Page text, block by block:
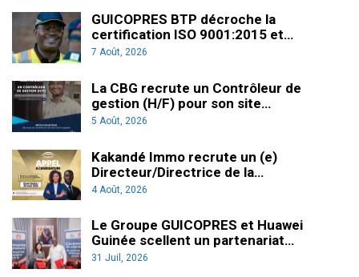
GUICOPRES BTP décroche la
certification ISO 9001:2015 et…
7 Août, 2026
La CBG recrute un Contrôleur de
gestion (H/F) pour son site…
5 Août, 2026
Kakandé Immo recrute un (e)
Directeur/Directrice de la…
4 Août, 2026
Le Groupe GUICOPRES et Huawei
Guinée scellent un partenariat…
31 Juil, 2026